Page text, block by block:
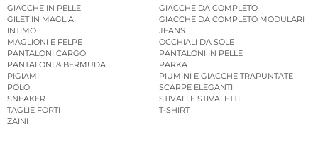
GIACCHE IN PELLE
GIACCHE DA COMPLETO
GILET IN MAGLIA
GIACCHE DA COMPLETO MODULARI
INTIMO
JEANS
MAGLIONI E FELPE
OCCHIALI DA SOLE
PANTALONI CARGO
PANTALONI IN PELLE
PANTALONI & BERMUDA
PARKA
PIGIAMI
PIUMINI E GIACCHE TRAPUNTATE
POLO
SCARPE ELEGANTI
SNEAKER
STIVALI E STIVALETTI
TAGLIE FORTI
T-SHIRT
ZAINI